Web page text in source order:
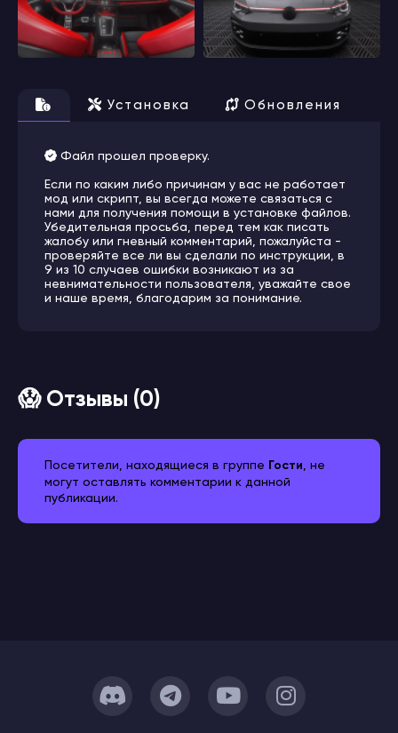
Установка Обновления
Файл прошел проверку.
Если по каким либо причинам у вас не работает
мод или скрипт, вы всегда можете связаться с
нами для получения помощи в установке файлов.
Убедительная просьба, перед тем как писать
жалобу или гневный комментарий, пожалуйста -
проверяйте все ли вы сделали по инструкции, в
9 из 10 случаев ошибки возникают из за
невнимательности пользователя, уважайте свое
и наше время, благодарим за понимание.
😱 Отзывы (0)
Посетители, находящиеся в группе Гости , не
могут оставлять комментарии к данной
публикации.